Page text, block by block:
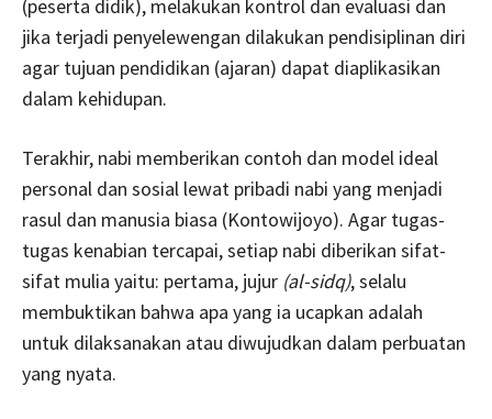
(peserta didik), melakukan kontrol dan evaluasi dan
jika terjadi penyelewengan dilakukan pendisiplinan diri
agar tujuan pendidikan (ajaran) dapat diaplikasikan
dalam kehidupan.
Terakhir, nabi memberikan contoh dan model ideal
personal dan sosial lewat pribadi nabi yang menjadi
rasul dan manusia biasa (Kontowijoyo). Agar tugas-
tugas kenabian tercapai, setiap nabi diberikan sifat-
sifat mulia yaitu: pertama, jujur (al-sidq), selalu
membuktikan bahwa apa yang ia ucapkan adalah
untuk dilaksanakan atau diwujudkan dalam perbuatan
yang nyata.